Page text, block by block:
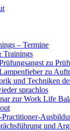
– Termine
Trainings
zu
zu
und Techniken
sprachlos
zur Work Life
und